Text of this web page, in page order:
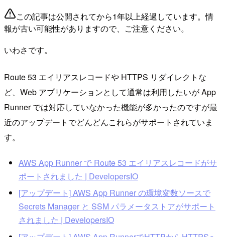
この記事は公開されてから1年以上経過しています。情
報が古い可能性がありますので、ご注意ください。
いわさです。
Route 53 エイリアスレコードや HTTPS リダイレクトな
ど、Web アプリケーションとして通常は利用したいが App
Runner では対応していなかった機能が多かったのですが最
近のアップデートでどんどんこれらがサポートされていま
す。
AWS App Runner で Route 53 エイリアスレコードがサ
ポートされました | DevelopersIO
[アップデート] AWS App Runner の環境変数ソースで
Secrets Manager と SSM パラメータストアがサポート
されました | DevelopersIO